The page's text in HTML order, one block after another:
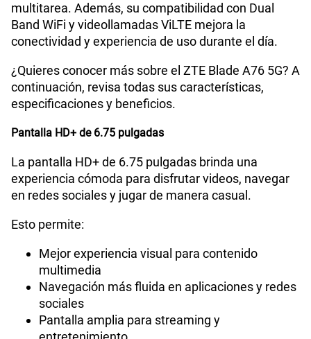
multitarea. Además, su compatibilidad con Dual
Band WiFi y videollamadas ViLTE mejora la
conectividad y experiencia de uso durante el día.
¿Quieres conocer más sobre el ZTE Blade A76 5G? A
continuación, revisa todas sus características,
especificaciones y beneficios.
Pantalla HD+ de 6.75 pulgadas
La pantalla HD+ de 6.75 pulgadas brinda una
experiencia cómoda para disfrutar videos, navegar
en redes sociales y jugar de manera casual.
Esto permite:
Mejor experiencia visual para contenido
multimedia
Navegación más fluida en aplicaciones y redes
sociales
Pantalla amplia para streaming y